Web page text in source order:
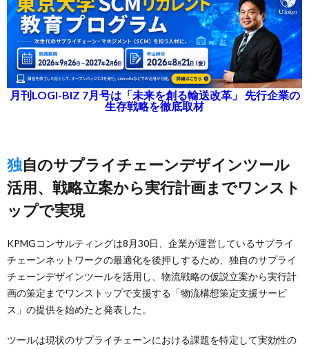
月刊LOGI-BIZ 7月号は「未来を創る輸送改革」 先行企業の
生存戦略を徹底取材
独自のサプライチェーンデザインツール
活用、戦略立案から実行計画までワンスト
ップで実現
KPMGコンサルティングは8月30日、企業が運営しているサプライ
チェーンネットワークの最適化を後押しするため、独自のサプライ
チェーンデザインツールを活用し、物流戦略の仮説立案から実行計
画の策定までワンストップで支援する「物流構想策定支援サービ
ス」の提供を始めたと発表した。
ツールは現状のサプライチェーンにおける課題を特定して実効性の